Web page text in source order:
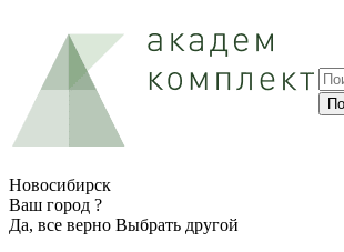
Новосибирск
Ваш город ?
Да, все верно Выбрать другой